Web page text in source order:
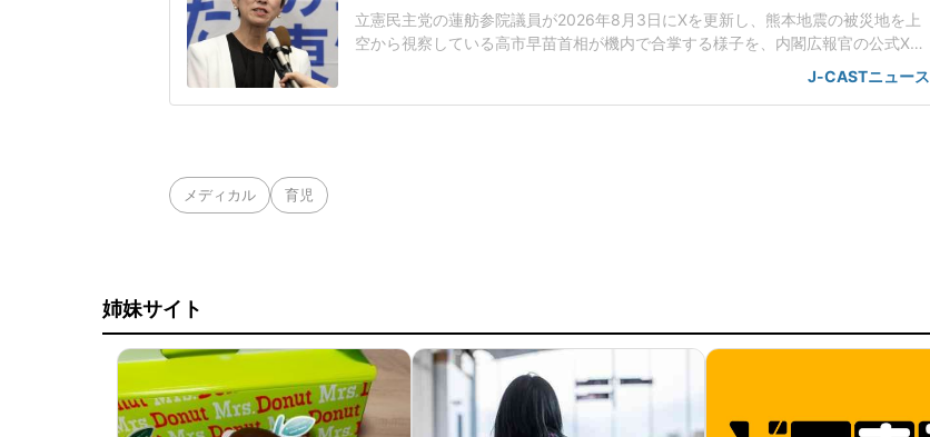
立憲民主党の蓮舫参院議員が2026年8月3日にXを更新し、熊本地震の被災地を上
空から視察している高市早苗首相が機内で合掌する様子を、内閣広報官の公式Xア
カウントが投稿したことに対し、「あまりにも愕然としています」などと批判し
た。「どんな寄り添った支援を行おうとしているのか」高市氏は3日、最大震度7
J-CASTニュース
メディカル 育児
姉妹サイト